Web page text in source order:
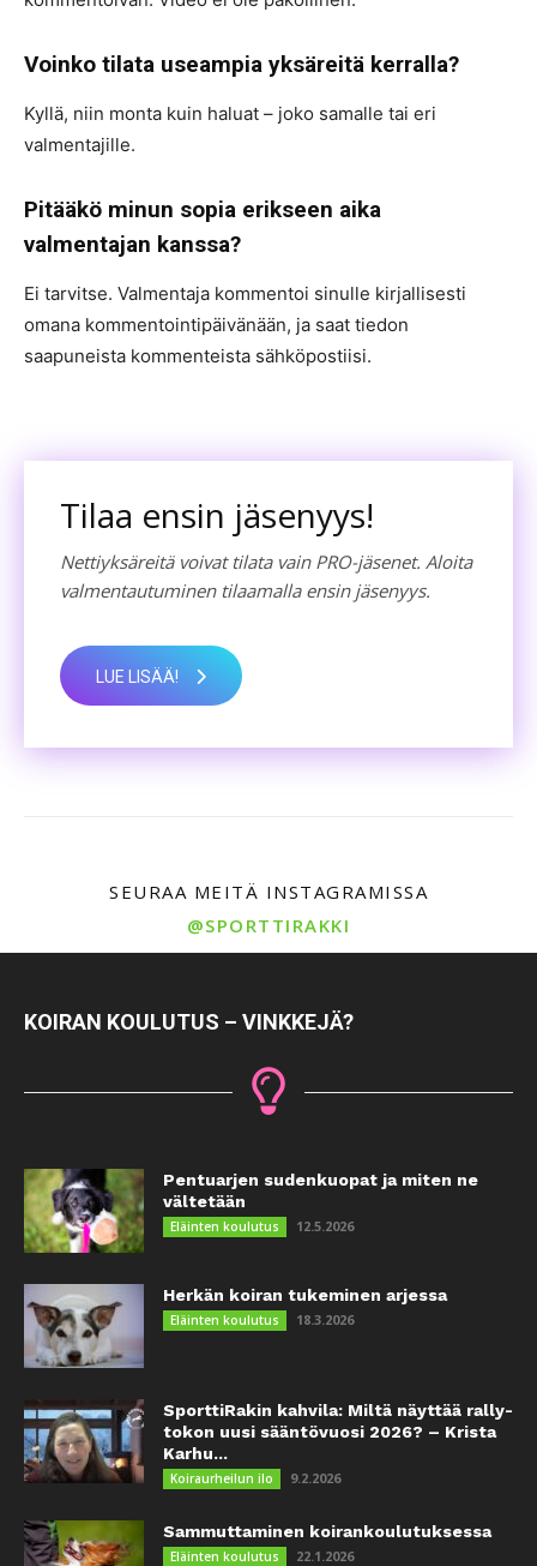
Voinko tilata useampia yksäreitä kerralla?
Kyllä, niin monta kuin haluat – joko samalle tai eri
valmentajille.
Pitääkö minun sopia erikseen aika
valmentajan kanssa?
Ei tarvitse. Valmentaja kommentoi sinulle kirjallisesti
omana kommentointipäivänään, ja saat tiedon
saapuneista kommenteista sähköpostiisi.
Tilaa ensin jäsenyys!
Nettiyksäreitä voivat tilata vain PRO-jäsenet. Aloita
valmentautuminen tilaamalla ensin jäsenyys.
LUE LISÄÄ!
SEURAA MEITÄ INSTAGRAMISSA
@SPORTTIRAKKI
KOIRAN KOULUTUS – VINKKEJÄ?
Pentuarjen sudenkuopat ja miten ne
vältetään
Eläinten koulutus 12.5.2026
Herkän koiran tukeminen arjessa
Eläinten koulutus 18.3.2026
SporttiRakin kahvila: Miltä näyttää rally-
tokon uusi sääntövuosi 2026? – Krista
Karhu...
Koiraurheilun ilo 9.2.2026
Sammuttaminen koirankoulutuksessa
Eläinten koulutus 22.1.2026